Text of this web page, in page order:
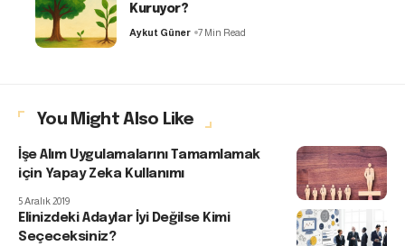
Kuruyor?
Aykut Güner 7 Min Read
You Might Also Like
İşe Alım Uygulamalarını Tamamlamak
için Yapay Zeka Kullanımı
5 Aralık 2019
Elinizdeki Adaylar İyi Değilse Kimi
Seçeceksiniz?